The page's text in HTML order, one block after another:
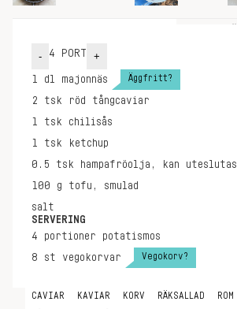
- 4 PORT +
1 dl majonnäs Äggfritt?
2 tsk
röd tångcaviar
1 tsk
chilisås
1 tsk
ketchup
0.5 tsk
hampafröolja, kan uteslutas
100 g
tofu, smulad
salt
SERVERING
4 portioner
potatismos
8 st vegokorvar Vegokorv?
CAVIAR KAVIAR KORV RÄKSALLAD ROM